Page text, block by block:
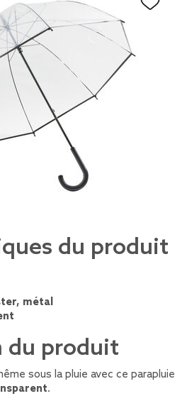
du produit
métal
du produit
sous la pluie avec ce parapluie
.